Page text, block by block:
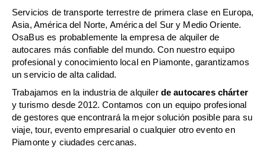
Servicios de transporte terrestre de primera clase en Europa,
Asia, América del Norte, América del Sur y Medio Oriente.
OsaBus es probablemente la empresa de alquiler de
autocares más confiable del mundo. Con nuestro equipo
profesional y conocimiento local en Piamonte, garantizamos
un servicio de alta calidad.
Trabajamos en la industria de alquiler de autocares chárter
y turismo desde 2012. Contamos con un equipo profesional
de gestores que encontrará la mejor solución posible para su
viaje, tour, evento empresarial o cualquier otro evento en
Piamonte y ciudades cercanas.